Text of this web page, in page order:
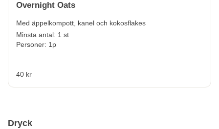
Overnight Oats
Med äppelkompott, kanel och kokosflakes
Minsta antal: 1 st
Personer: 1p
40 kr
Dryck